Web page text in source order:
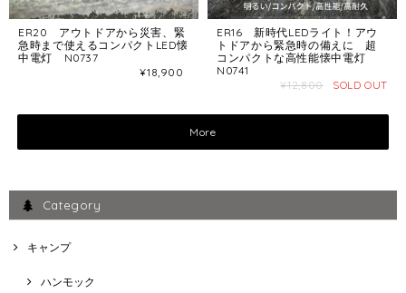
ER20 アウトドアから災害、緊
急時まで使えるコンパクトLED懐
中電灯 N0737
¥18,900
ER16 新時代LEDライト！アウ
トドアから緊急時の備えに 超
コンパクトな高性能懐中電灯
N0741
¥12,800
SOLD OUT
More
Category
キャンプ
ハンモック